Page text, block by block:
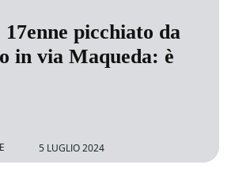
picchiato da
in via Maqueda: è
5 LUGLIO 2024